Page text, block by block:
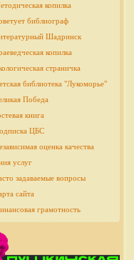
копилка
библиограф
Шадринск
копилка
страничка
библиотека "Лукоморье"
Победа
книга
ЦБС
оценка качества
услуг
задаваемые вопросы
сайта
грамотность